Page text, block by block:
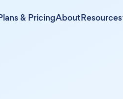
& PricingAboutResources